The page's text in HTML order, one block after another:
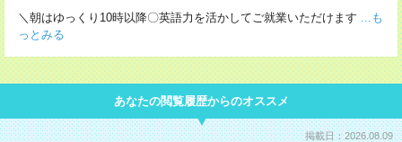
＼朝はゆっくり10時以降〇英語力を活かしてご就業いただけます ...も
っとみる
あなたの閲覧履歴からのオススメ
掲載日：2026.08.09